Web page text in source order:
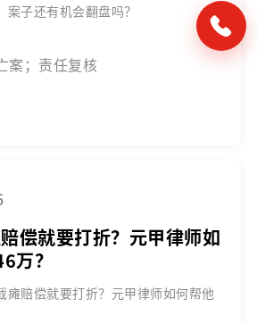
子还有机会翻盘吗？
案；责任复核
偿就要打折？元甲律师如
万？
瘫赔偿就要打折？元甲律师如何帮他